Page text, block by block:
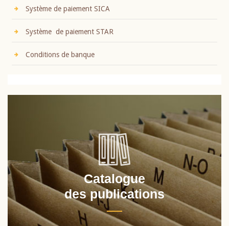
Système de paiement SICA
Système de paiement STAR
Conditions de banque
Catalogue
des publications